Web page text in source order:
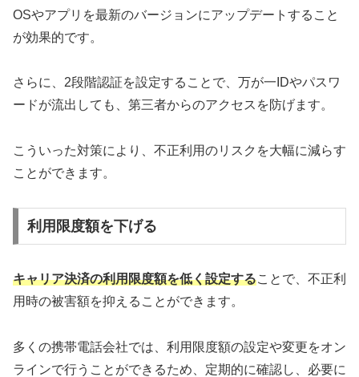
OSやアプリを最新のバージョンにアップデートすること
が効果的です。
さらに、2段階認証を設定することで、万が一IDやパスワ
ードが流出しても、第三者からのアクセスを防げます。
こういった対策により、不正利用のリスクを大幅に減らす
ことができます。
利用限度額を下げる
キャリア決済の利用限度額を低く設定することで、不正利
用時の被害額を抑えることができます。
多くの携帯電話会社では、利用限度額の設定や変更をオン
ラインで行うことができるため、定期的に確認し、必要に